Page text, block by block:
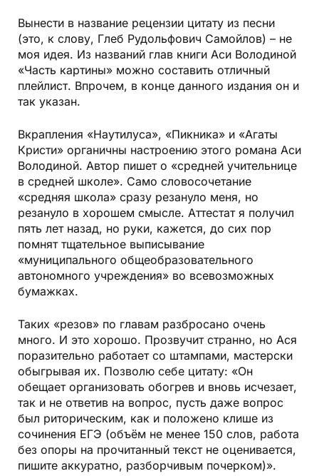
Вынести в название рецензии цитату из песни
(это, к слову, Глеб Рудольфович Самойлов) – не
моя идея. Из названий глав книги Аси Володиной
«Часть картины» можно составить отличный
плейлист. Впрочем, в конце данного издания он и
так указан.
Вкрапления «Наутилуса», «Пикника» и «Агаты
Кристи» органичны настроению этого романа Аси
Володиной. Автор пишет о «средней учительнице
в средней школе». Само словосочетание
«средняя школа» сразу резануло меня, но
резануло в хорошем смысле. Аттестат я получил
пять лет назад, но руки, кажется, до сих пор
помнят тщательное выписывание
«муниципального общеобразовательного
автономного учреждения» во всевозможных
бумажках.
Таких «резов» по главам разбросано очень
много. И это хорошо. Прозвучит странно, но Ася
поразительно работает со штампами, мастерски
обыгрывая их. Позволю себе цитату: «Он
обещает организовать обогрев и вновь исчезает,
так и не ответив на вопрос, пусть даже вопрос
был риторическим, как и положено клише из
сочинения ЕГЭ (объём не менее 150 слов, работа
без опоры на прочитанный текст не оценивается,
пишите аккуратно, разборчивым почерком)».